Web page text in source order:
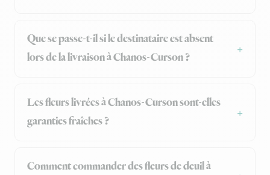
Que se passe-t-il si le destinataire est absent
lors de la livraison à Chanos-Curson ?
Les fleurs livrées à Chanos-Curson sont-elles
garanties fraîches ?
Comment commander des fleurs de deuil à